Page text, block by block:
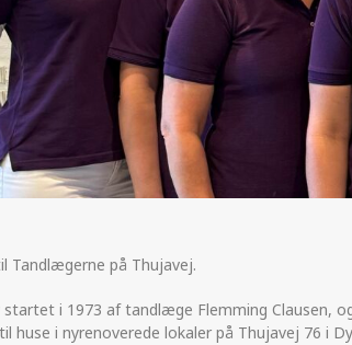
Tandlægerne på Thujavej.
startet i 1973 af tandlæge Flemming Clausen,
huse i nyrenoverede lokaler på Thujavej 76 i